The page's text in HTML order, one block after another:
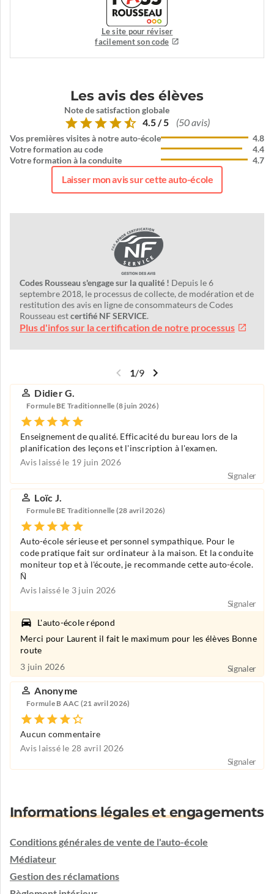
Le site pour réviser
facilement son code
Les avis des élèves
Note de satisfaction globale
4.5 / 5 (50 avis)
Vos premières visites à notre auto-école
Votre formation au code
Votre formation à la conduite
4.8
4.4
4.7
Laisser mon avis sur cette auto-école
Codes Rousseau s'engage sur la qualité ! Depuis le 6
septembre 2018, le processus de collecte, de modération et de
restitution des avis en ligne de consommateurs de Codes
Rousseau estcertifié NF SERVICE.
Plus d'infos sur la certification de notre processus
1/9
Didier G.
Formule BE Traditionnelle (8 juin 2026)
Enseignement de qualité. Efficacité du bureau lors de la
planification des leçons et l'inscription à l'examen.
Avis laissé le 19 juin 2026
Signaler
Loïc J.
Formule BE Traditionnelle (28 avril 2026)
Auto-école sérieuse et personnel sympathique. Pour le
code pratique fait sur ordinateur à la maison. Et la conduite
moniteur top et à l'écoute, je recommande cette auto-école.
N̈
Avis laissé le 3 juin 2026
Signaler
L'auto-école répond
Merci pour Laurent il fait le maximum pour les élèves Bonne
route
3 juin 2026
Signaler
Anonyme
Formule B AAC (21 avril 2026)
Aucun commentaire
Avis laissé le 28 avril 2026
Signaler
Informations légales et engagements
Conditions générales de vente de l'auto-école
Médiateur
Gestion des réclamations